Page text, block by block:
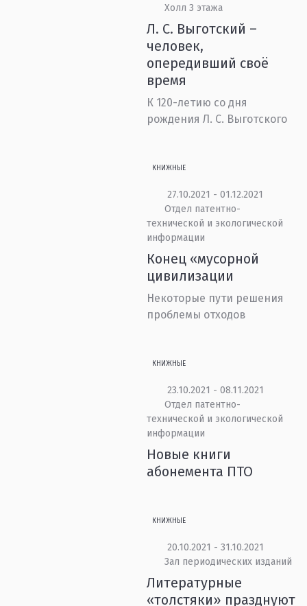
Холл 3 этажа
Л. С. Выготский –
человек,
опередивший своё
время
К 120-летию со дня
рождения Л. С. Выготского
КНИЖНЫЕ
27.10.2021 - 01.12.2021
Отдел патентно-
технической и экологической
информации
Конец «мусорной
цивилизации
Некоторые пути решения
проблемы отходов
КНИЖНЫЕ
23.10.2021 - 08.11.2021
Отдел патентно-
технической и экологической
информации
Новые книги
абонемента ПТО
КНИЖНЫЕ
20.10.2021 - 31.10.2021
Зал периодических изданий
Литературные
«толстяки» празднуют